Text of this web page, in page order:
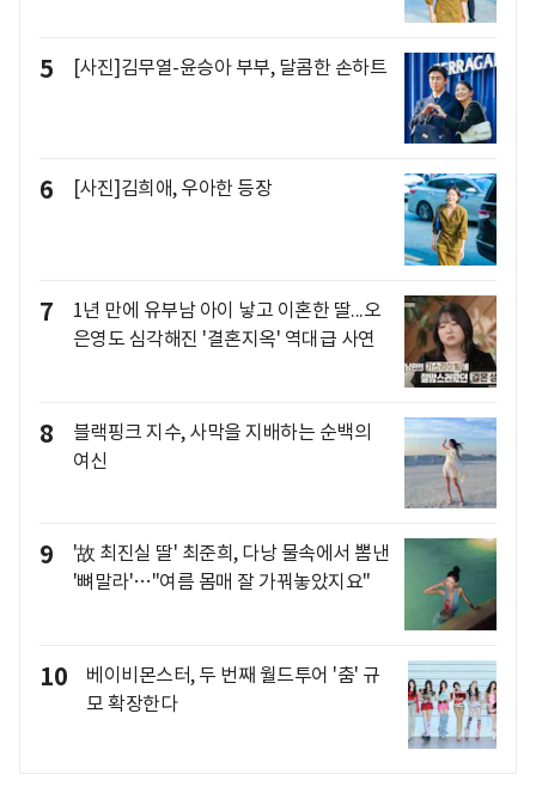
5 [사진]김무열-윤승아 부부, 달콤한 손하트
6 [사진]김희애, 우아한 등장
7
1년 만에 유부남 아이 낳고 이혼한 딸...오
은영도 심각해진 '결혼지옥' 역대급 사연
8
블랙핑크 지수, 사막을 지배하는 순백의
여신
9
'故 최진실 딸' 최준희, 다낭 물속에서 뽐낸
'뼈말라'…"여름 몸매 잘 가꿔놓았지요"
10
베이비몬스터, 두 번째 월드투어 '춤' 규
모 확장한다